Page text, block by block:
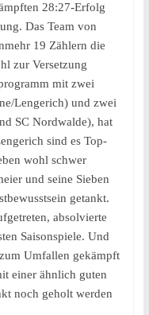
28:27-Erfolg
Das Team von
19 Zählern die
zur Versetzung
mit zwei
Lengerich) und zwei
SC Nordwalde), hat
sind es Top-
wohl schwer
und seine Sieben
getankt.
absolvierte
Saisonspiele. Und
Umfallen gekämpft
einer ähnlich guten
noch geholt werden